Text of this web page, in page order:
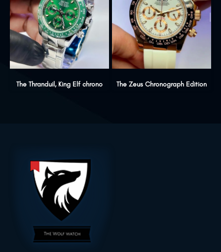
The Thranduil, King Elf chrono The Zeus Chronograph Edition